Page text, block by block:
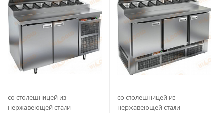
со столешницей из
нержавеющей стали
со столешницей из
нержавеющей стали